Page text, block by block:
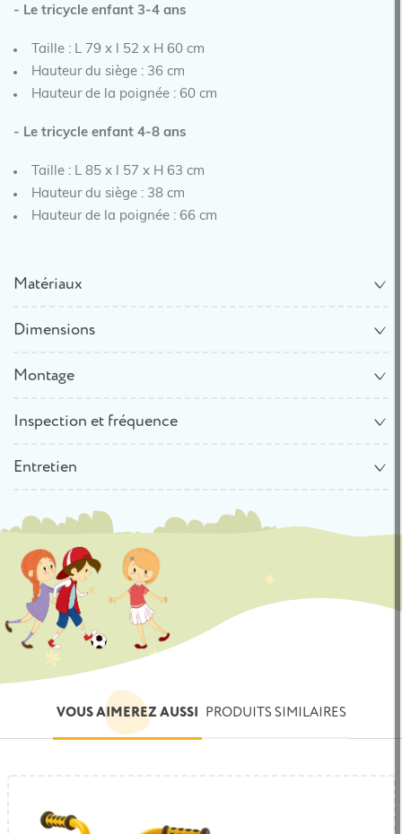
- Le tricycle enfant 3-4 ans
Taille : L 79 x l 52 x H 60 cm
Hauteur du siège : 36 cm
Hauteur de la poignée : 60 cm
- Le tricycle enfant 4-8 ans
Taille : L 85 x l 57 x H 63 cm
Hauteur du siège : 38 cm
Hauteur de la poignée : 66 cm
Matériaux
Dimensions
Montage
Inspection et fréquence
Entretien
VOUS AIMEREZ AUSSI PRODUITS SIMILAIRES